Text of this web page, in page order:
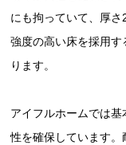
にも拘っていて、厚さ
強度の高い床を採用
ります。
アイフルホームでは
性を確保しています。